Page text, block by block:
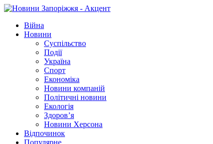
Війна
Новини
Суспільство
Події
Україна
Спорт
Економіка
Новини компаній
Політичні новини
Екологія
Здоров’я
Новини Херсона
Відпочинок
Популярне